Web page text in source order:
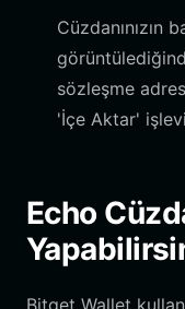
Cüzdanınızın
sözleşme
'İçe Aktar'
Echo
Bitget Wallet